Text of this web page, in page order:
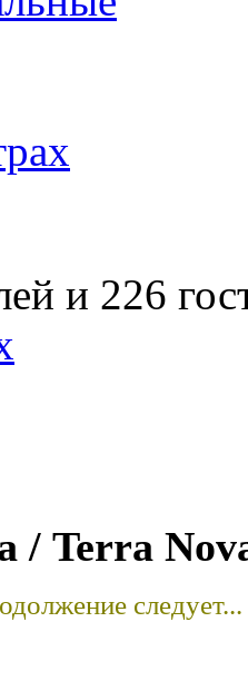
и 226
/ Terra
следует...